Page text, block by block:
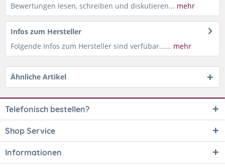
Bewertungen lesen, schreiben und diskutieren... mehr
Infos zum Hersteller
Folgende Infos zum Hersteller sind verfübar...... mehr
Ähnliche Artikel
Telefonisch bestellen?
Shop Service
Informationen